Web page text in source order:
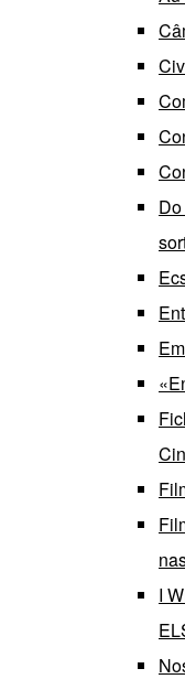
I